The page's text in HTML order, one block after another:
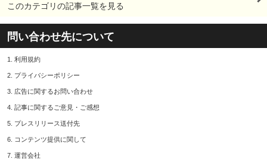
このカテゴリの記事一覧を見る
問い合わせ先について
1. 利用規約
2. プライバシーポリシー
3. 広告に関するお問い合わせ
4. 記事に関するご意見・ご感想
5. プレスリリース送付先
6. コンテンツ提供に関して
7. 運営会社